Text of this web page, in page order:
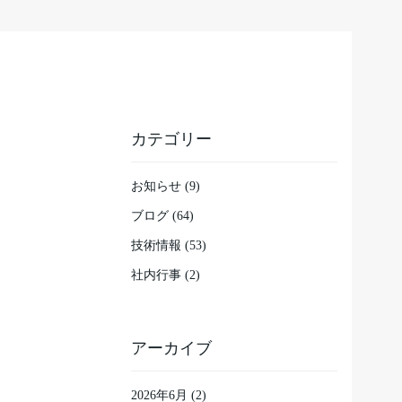
カテゴリー
お知らせ (9)
ブログ (64)
技術情報 (53)
社内行事 (2)
アーカイブ
2026年6月 (2)